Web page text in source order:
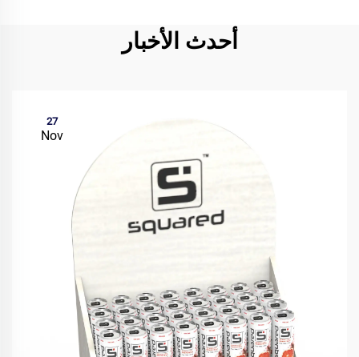
أحدث الأخبار
27
Nov